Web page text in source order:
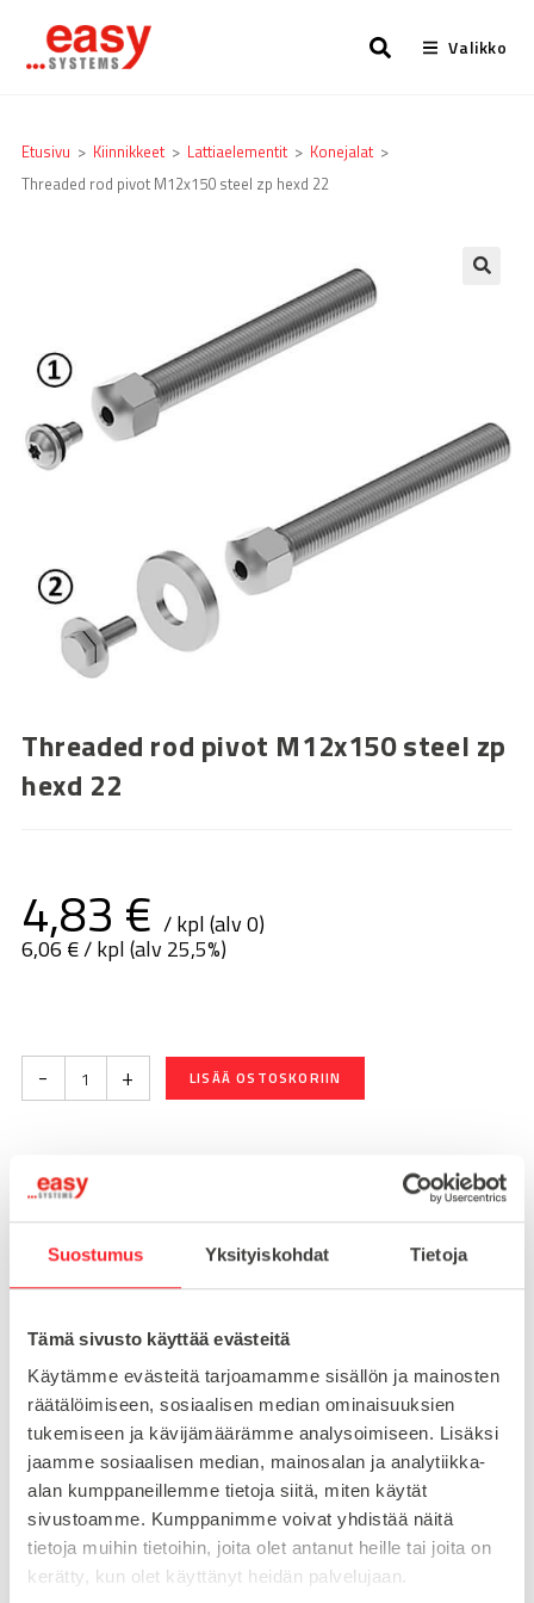
Suostumus Yksityiskohdat Tietoja
Tämä sivusto käyttää evästeitä
Käytämme evästeitä tarjoamamme sisällön ja mainosten
räätälöimiseen, sosiaalisen median ominaisuuksien
tukemiseen ja kävijämäärämme analysoimiseen. Lisäksi
jaamme sosiaalisen median, mainosalan ja analytiikka-
alan kumppaneillemme tietoja siitä, miten käytät
sivustoamme. Kumppanimme voivat yhdistää näitä
tietoja muihin tietoihin, joita olet antanut heille tai joita on
kerätty, kun olet käyttänyt heidän palvelujaan.
Valikko
Etusivu > Kiinnikkeet > Lattia­elementit > Konejalat >
Threaded rod pivot M12x150 steel zp hexd 22
Threaded rod pivot M12x150 steel zp
hexd 22
4,83 € / kpl (alv 0)
6,06 €/ kpl (alv 25,5%)
- + LISÄÄ OSTOSKORIIN
Toimitusaika 7-10 arkipäivää
Pikatoimitus mahdollinen, kysy myynnistämme.
Toimituskulut 25€ kun lähetyksen pituus alle 1900mm.
Tuotenumero098AM12150M
Osasto
Konejalat
MATERIAALI
teräs
MYYNTIERÄ
1